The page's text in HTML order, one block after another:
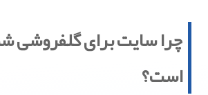
چرا سایت برای گلفروشی
است؟